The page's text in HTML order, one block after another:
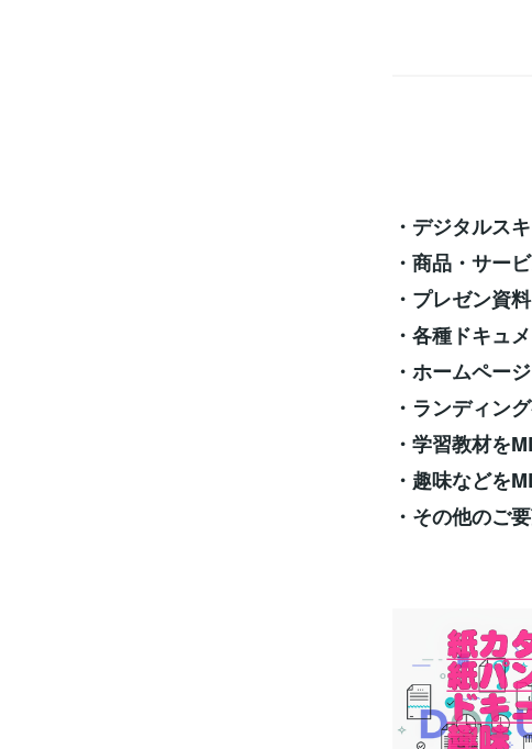
・デジタルス
・商品・サー
・プレゼン資
・各種ドキュ
・ホームペー
・ランディン
・学習教材を
・趣味などを
・その他のご